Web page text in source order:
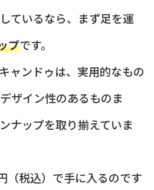
ているなら、まず足を運
プです。
ャンドゥは、実用的なもの
ザイン性のあるものま
ナップを取り揃えていま
（税込）で手に入るのです